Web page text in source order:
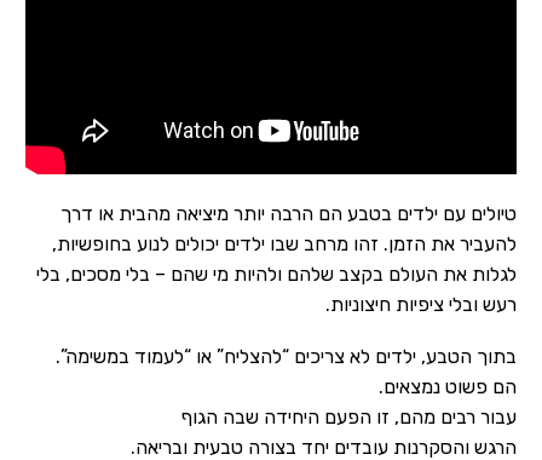
טיולים עם ילדים בטבע הם הרבה יותר מיציאה מהבית או דרך
להעביר את הזמן. זהו מרחב שבו ילדים יכולים לנוע בחופשיות,
לגלות את העולם בקצב שלהם ולהיות מי שהם – בלי מסכים, בלי
רעש ובלי ציפיות חיצוניות.
בתוך הטבע, ילדים לא צריכים “להצליח” או “לעמוד במשימה”.
הם פשוט נמצאים.
עבור רבים מהם, זו הפעם היחידה שבה הגוף
הרגש והסקרנות עובדים יחד בצורה טבעית ובריאה.